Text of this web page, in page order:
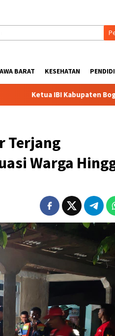
BARAT KESEHATAN
IBI Kabupaten Bogor
Terjang
Warga